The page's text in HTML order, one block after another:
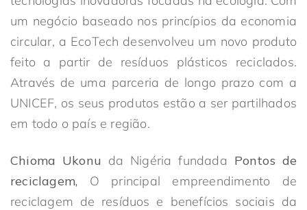
um negócio baseado nos princípios da economia
circular, a EcoTech desenvolveu um novo produto
feito a partir de resíduos plásticos reciclados.
Através de uma parceria de longo prazo com a
UNICEF, os seus produtos estão a ser partilhados
em todo o país e região.
Chioma Ukonu da Nigéria fundada Pontos de
reciclagem, O principal empreendimento de
reciclagem de resíduos e benefícios sociais da